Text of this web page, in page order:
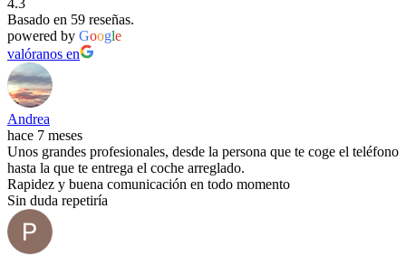
Basado en 59 reseñas.
powered by Google
valóranos en
Andrea
hace 7 meses
Unos grandes profesionales, desde la persona que te coge el teléfono
hasta la que te entrega el coche arreglado.
Rapidez y buena comunicación en todo momento
Sin duda repetiría